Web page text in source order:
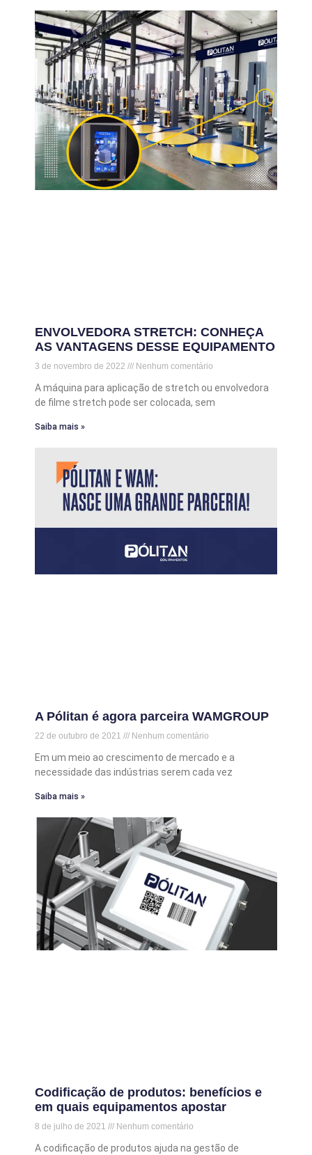
ENVOLVEDORA STRETCH: CONHEÇA
AS VANTAGENS DESSE EQUIPAMENTO
3 de novembro de 2022 Nenhum comentário
A máquina para aplicação de stretch ou envolvedora
de filme stretch pode ser colocada, sem
Saiba mais »
A Pólitan é agora parceira WAMGROUP
22 de outubro de 2021 Nenhum comentário
Em um meio ao crescimento de mercado e a
necessidade das indústrias serem cada vez
Saiba mais »
Codificação de produtos: benefícios e
em quais equipamentos apostar
8 de julho de 2021 Nenhum comentário
A codificação de produtos ajuda na gestão de